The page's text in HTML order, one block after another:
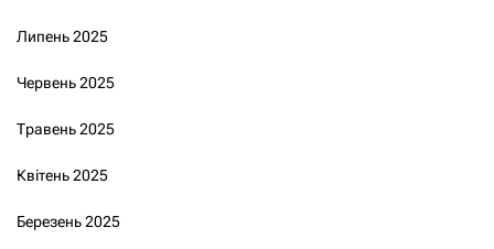
Липень 2025
Червень 2025
Травень 2025
Квітень 2025
Березень 2025